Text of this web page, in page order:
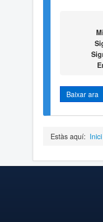
Baixar ara
Estàs aquí: Inici